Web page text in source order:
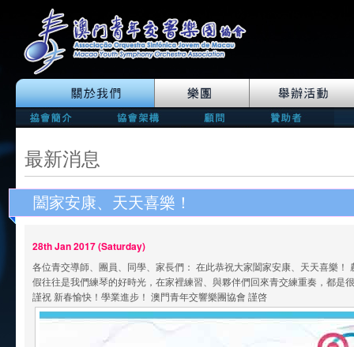
最新消息
闔家安康、天天喜樂！
28th Jan 2017 (Saturday)
各位青交導師、團員、同學、家長們： 在此恭祝大家闔家安康、天天喜樂！
假往往是我們練琴的好時光，在家裡練習、與夥伴們回來青交練重奏，都是
謹祝 新春愉快！學業進步！ 澳門青年交響樂團協會 謹啓